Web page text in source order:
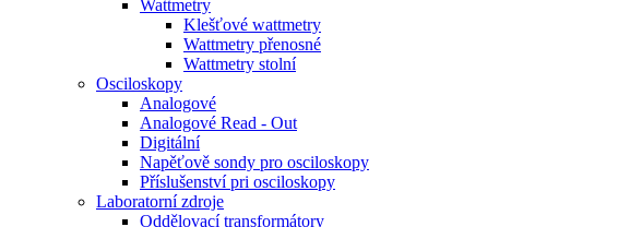
Wattmetry
Klešťové wattmetry
Wattmetry přenosné
Wattmetry stolní
Osciloskopy
Analogové
Analogové Read - Out
Digitální
Napěťově sondy pro osciloskopy
Příslušenství pri osciloskopy
Laboratorní zdroje
Oddělovací transformátory